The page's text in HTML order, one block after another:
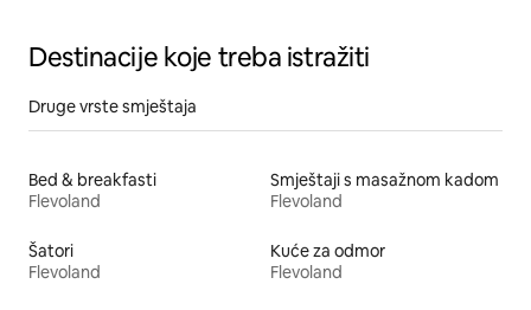
Destinacije koje treba istražiti
Druge vrste smještaja
Bed & breakfasti
Flevoland
Smještaji s masažnom kadom
Flevoland
Šatori
Flevoland
Kuće za odmor
Flevoland